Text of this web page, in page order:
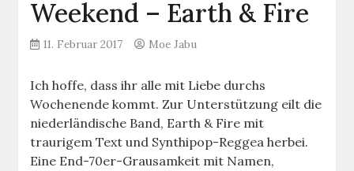
Weekend – Earth & Fire
11. Februar 2017 Moe Jabu
Ich hoffe, dass ihr alle mit Liebe durchs
Wochenende kommt. Zur Unterstützung eilt die
niederländische Band, Earth & Fire mit
traurigem Text und Synthipop-Reggea herbei.
Eine End-70er-Grausamkeit mit Namen,